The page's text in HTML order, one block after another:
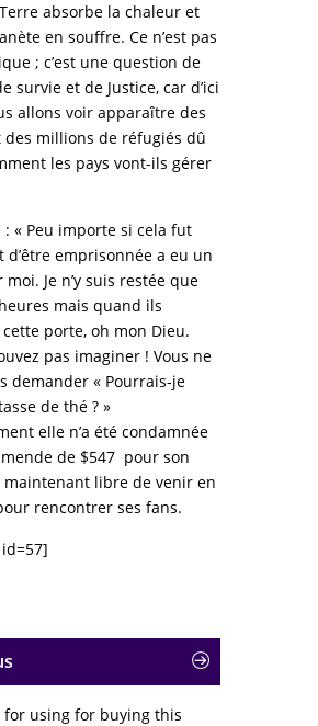
absorbe la chaleur et
en souffre. Ce n’est pas
; c’est une question de
survie et de Justice, car d’ici
allons voir apparaître des
des millions de réfugiés dû
les pays vont-ils gérer
: « Peu importe si cela fut
d’être emprisonnée a eu un
Je n’y suis restée que
mais quand ils
porte, oh mon Dieu.
pas imaginer ! Vous ne
demander « Pourrais-je
de thé ? »
elle n’a été condamnée
de $547 pour son
maintenant libre de venir en
rencontrer ses fans.
for using for buying this